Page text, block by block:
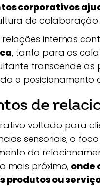
corporativos
de
relações internas
, tanto para os
transcende
o posicionamento
de
voltado para
sensoriais, o
do
mais próximo, onde
produtos ou